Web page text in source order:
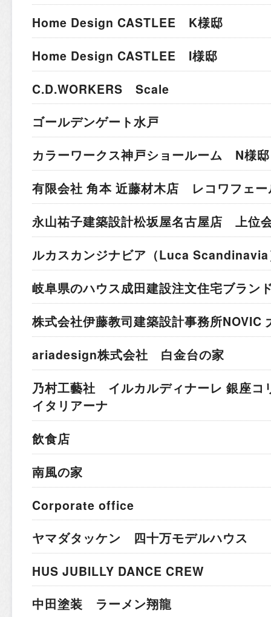
Home Design CASTLEE K様邸
Home Design CASTLEE I様邸
C.D.WORKERS Scale
ゴールデンゲート水戸
カラーワークス神戸ショールーム N様邸
有限会社 角本 近藤材木店 レコワフェー
永山祐子建築設計松坂屋名古屋店 上位
ルカスカンジナビア （Luca
岐阜県のハウス成田建設注文住宅ブラン
株式会社伊藤教司建築設計事務所NOVIC
ariadesign株式会社 白金台の家
乃村工藝社 イルカルディナーレ 銀座
イタリアーナ
飲食店
南風の家
Corporate office
ヤマダタッケン 四十万モデルハウス
HUS JUBILLY DANCE CREW
中田塗装 ラーメン翔龍